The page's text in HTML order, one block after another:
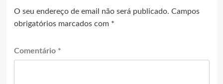
O seu endereço de email não será publicado. Campos
obrigatórios marcados com *
Comentário *